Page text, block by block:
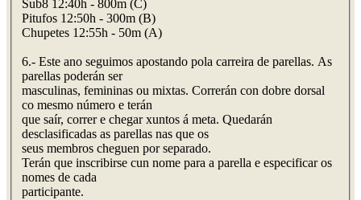
Sub8 12:40h - 800m (C)
Pitufos 12:50h - 300m (B)
Chupetes 12:55h - 50m (A)
6.- Este ano seguimos apostando pola carreira de parellas. As
parellas poderán ser
masculinas, femininas ou mixtas. Correrán con dobre dorsal
co mesmo número e terán
que saír, correr e chegar xuntos á meta. Quedarán
desclasificadas as parellas nas que os
seus membros cheguen por separado.
Terán que inscribirse cun nome para a parella e especificar os
nomes de cada
participante.